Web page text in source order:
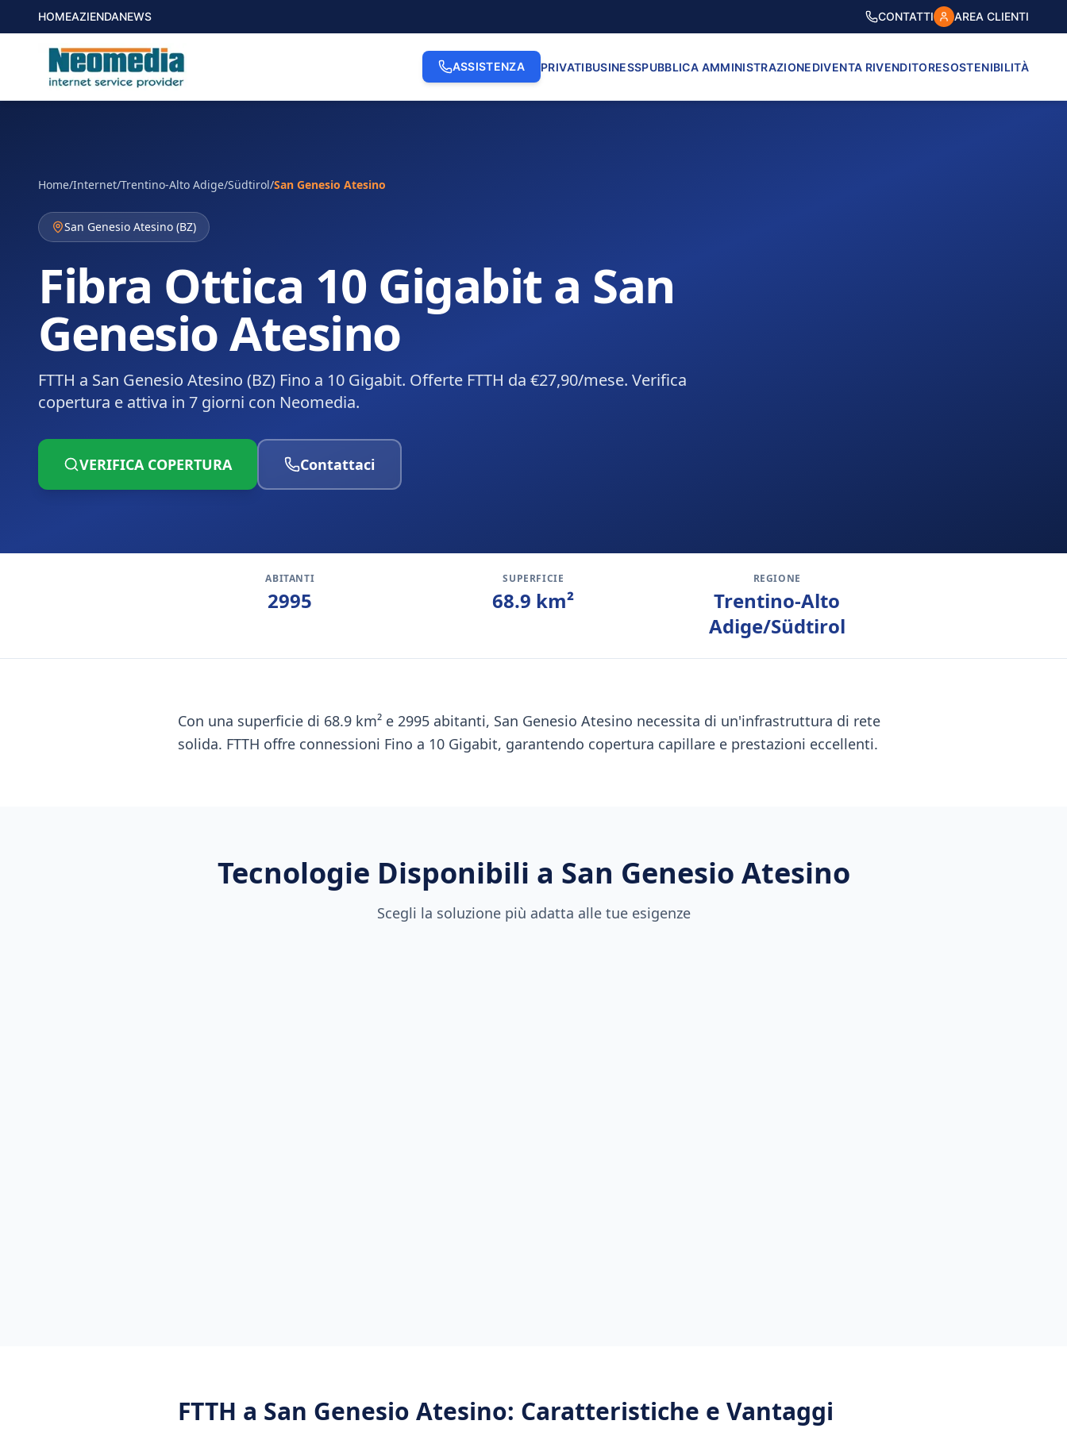
HOMEAZIENDANEWS CONTATTI AREA CLIENTI
ASSISTENZA PRIVATIBUSINESSPUBBLICA AMMINISTRAZIONEDIVENTA RIVENDITORESOSTENIBILITÀ
Home/Internet/Trentino-Alto Adige/Südtirol/San Genesio Atesino
San Genesio Atesino (BZ)
Fibra Ottica 10 Gigabit a San
Genesio Atesino
FTTH a San Genesio Atesino (BZ) Fino a 10 Gigabit. Offerte FTTH da €27,90/mese. Verifica
copertura e attiva in 7 giorni con Neomedia.
VERIFICA COPERTURA Contattaci
ABITANTI
2995
SUPERFICIE
68.9 km²
REGIONE
Trentino-Alto
Adige/Südtirol
Con una superficie di 68.9 km² e 2995 abitanti, San Genesio Atesino necessita di un'infrastruttura di rete
solida. FTTH offre connessioni Fino a 10 Gigabit, garantendo copertura capillare e prestazioni eccellenti.
Tecnologie Disponibili a San Genesio Atesino
Scegli la soluzione più adatta alle tue esigenze
FTTH a San Genesio Atesino: Caratteristiche e Vantaggi